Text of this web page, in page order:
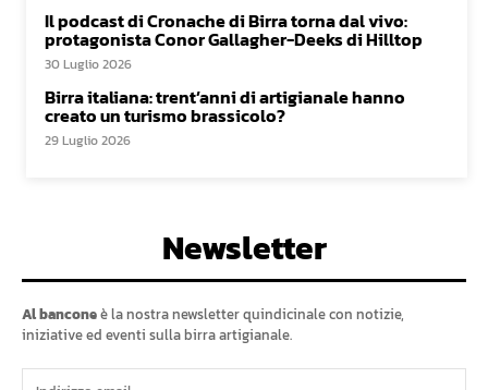
Il podcast di Cronache di Birra torna dal vivo:
protagonista Conor Gallagher-Deeks di Hilltop
30 Luglio 2026
Birra italiana: trent’anni di artigianale hanno
creato un turismo brassicolo?
29 Luglio 2026
Newsletter
Al banconeè la nostra newsletter quindicinale con notizie,
iniziative ed eventi sulla birra artigianale.